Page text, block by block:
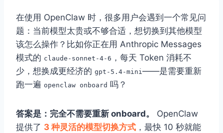
在使用 OpenClaw 时，很多用户会遇到一个常见问
题：当前模型太贵或不够合适，想切换到其他模型
该怎么操作？比如你正在用 Anthropic Messages
模式的 claude-sonnet-4-6 ，每天 Token 消耗不
少，想换成更经济的 gpt-5.4-mini——是需要重新
跑一遍 openclaw onboard 吗？
答案是：完全不需要重新 onboard。
OpenClaw
提供了 3 种灵活的模型切换方式 ，最快 10 秒就能